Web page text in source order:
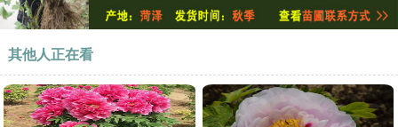
其他人正在看